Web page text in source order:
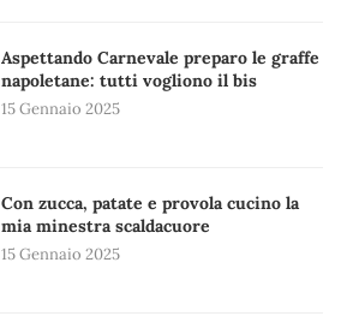
Aspettando Carnevale preparo le graffe
napoletane: tutti vogliono il bis
15 Gennaio 2025
Con zucca, patate e provola cucino la
mia minestra scaldacuore
15 Gennaio 2025